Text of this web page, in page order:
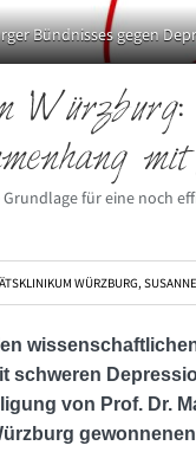
Bündnisses gegen
für eine noch
WÜRZBURG,
schweren
von Prof. Dr.